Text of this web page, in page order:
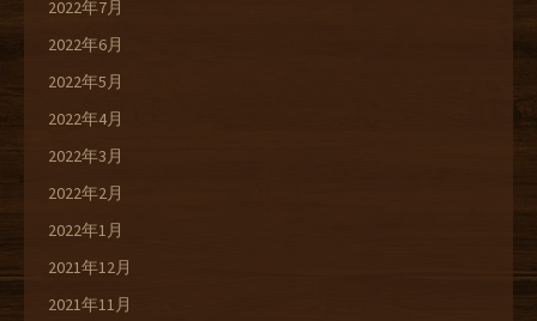
2022年7月
2022年6月
2022年5月
2022年4月
2022年3月
2022年2月
2022年1月
2021年12月
2021年11月